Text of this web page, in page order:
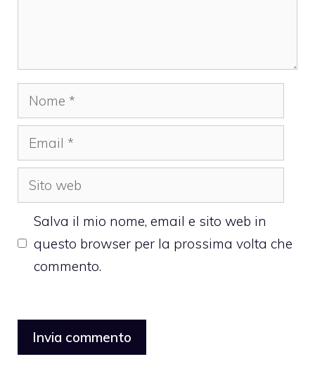
Nome
Email
Sito
web
Salva il mio nome, email e sito web in
questo browser per la prossima volta che
commento.